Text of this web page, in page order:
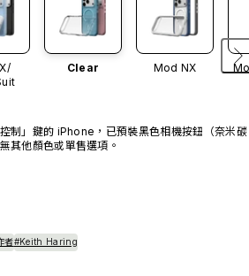
Clear Mod NX
制」鍵的 iPhone，已預裝黑色相機按鈕（奈米碳
其他顏色或單售選項。
者#Keith Haring